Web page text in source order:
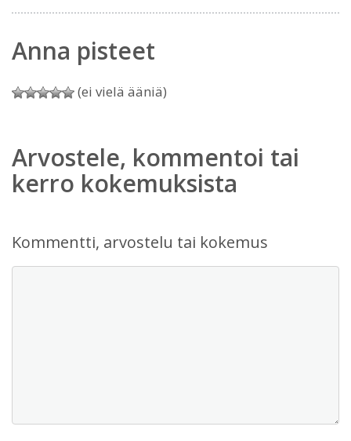
Anna pisteet
(ei vielä ääniä)
Arvostele, kommentoi tai
kerro kokemuksista
Kommentti, arvostelu tai kokemus